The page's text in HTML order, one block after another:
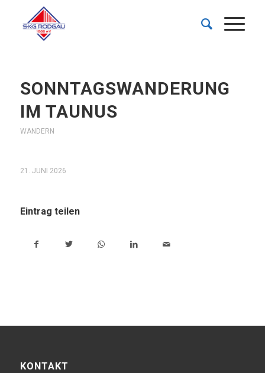
SONNTAGSWANDERUNG
IM TAUNUS
WANDERN
21. JUNI 2026
Eintrag teilen
KONTAKT